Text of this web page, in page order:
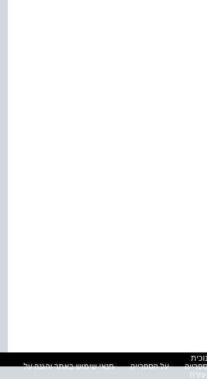
על הספרייה
תנאי שימוש באתר והגנה על
עזרה